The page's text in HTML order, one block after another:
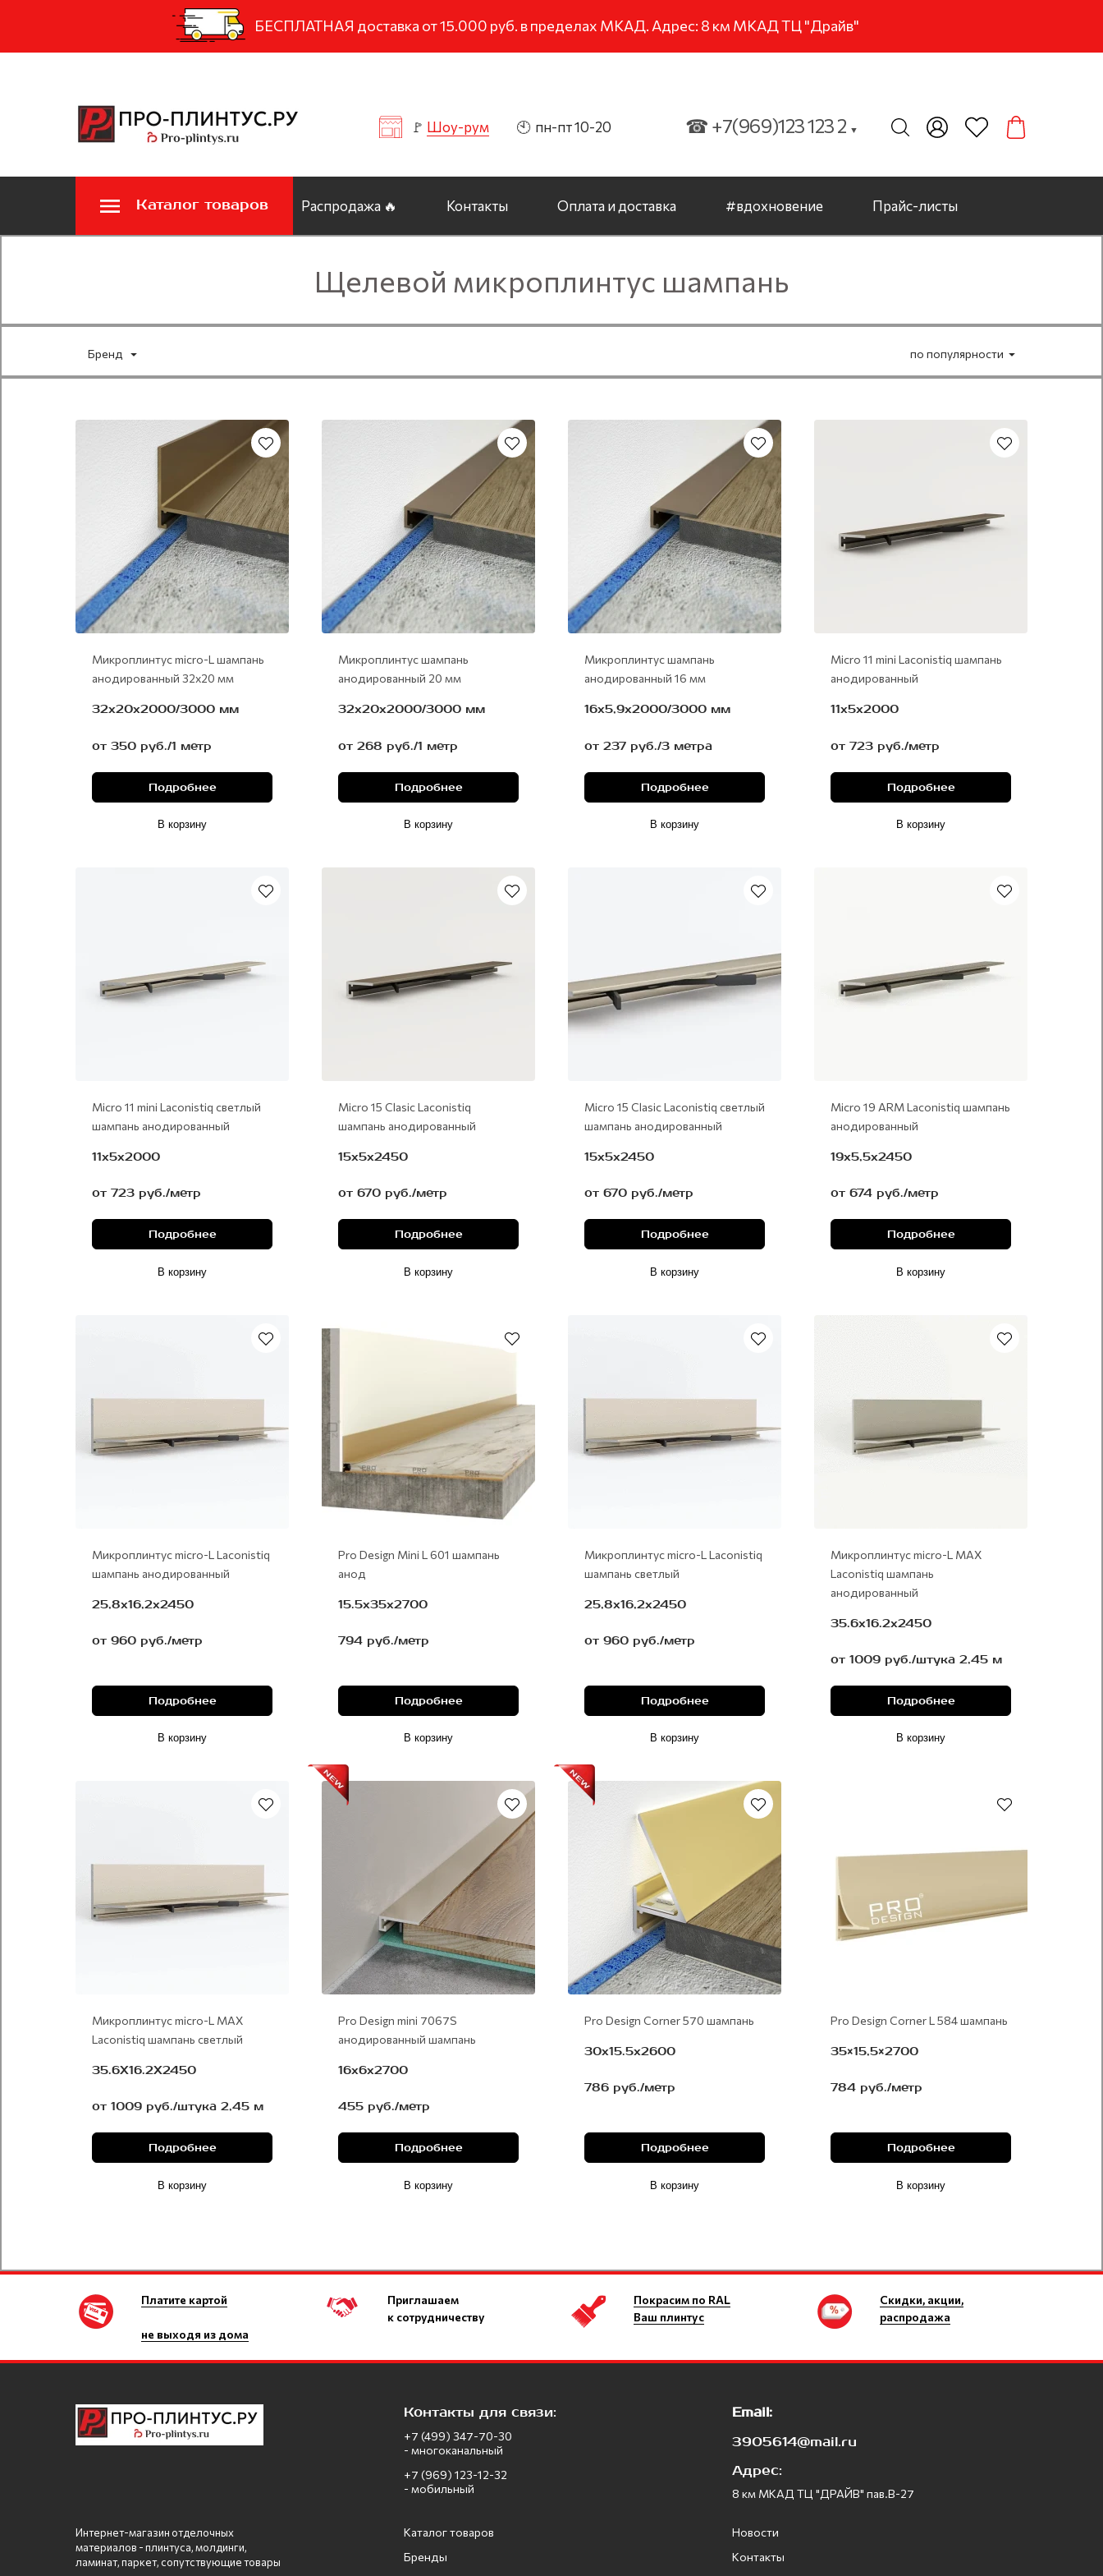
БЕСПЛАТНАЯ доставка от 15.000 руб. в пределах МКАД. Адрес: 8 км МКАД ТЦ "Драйв"
🚩 Шоу-рум 🕙 пн-пт 10-20 ☎ +7(969)123 123 2 ▼
Каталог товаров Распродажа 🔥 Контакты Оплата и доставка #вдохновение Прайс-листы
Щелевой микроплинтус шампань
Бренд по популярности
Микроплинтус micro-L шампань
анодированный 32х20 мм
32х20х2000/3000 мм
от 350 руб./1 метр
Подробнее
В корзину
Микроплинтус шампань
анодированный 20 мм
32х20х2000/3000 мм
от 268 руб./1 метр
Подробнее
В корзину
Микроплинтус шампань
анодированный 16 мм
16х5,9х2000/3000 мм
от 237 руб./3 метра
Подробнее
В корзину
Micro 11 mini Laconistiq шампань
анодированный
11х5х2000
от 723 руб./метр
Подробнее
В корзину
Micro 11 mini Laconistiq светлый
шампань анодированный
11х5х2000
от 723 руб./метр
Подробнее
В корзину
Micro 15 Clasic Laconistiq
шампань анодированный
15х5х2450
от 670 руб./метр
Подробнее
В корзину
Micro 15 Clasic Laconistiq светлый
шампань анодированный
15х5х2450
от 670 руб./метр
Подробнее
В корзину
Micro 19 ARM Laconistiq шампань
анодированный
19х5,5х2450
от 674 руб./метр
Подробнее
В корзину
Микроплинтус micro-L Laconistiq
шампань анодированный
25,8х16,2х2450
от 960 руб./метр
Подробнее
В корзину
Pro Design Mini L 601 шампань
анод
15.5х35х2700
794 руб./метр
Подробнее
В корзину
Микроплинтус micro-L Laconistiq
шампань светлый
25,8х16,2х2450
от 960 руб./метр
Подробнее
В корзину
Микроплинтус micro-L MAX
Laconistiq шампань
анодированный
35.6х16.2х2450
от 1009 руб./штука 2,45 м
Подробнее
В корзину
Микроплинтус micro-L MAX
Laconistiq шампань светлый
35.6Х16.2Х2450
от 1009 руб./штука 2,45 м
Подробнее
В корзину
Pro Design mini 7067S
анодированный шампань
16х6х2700
455 руб./метр
Подробнее
В корзину
Pro Design Corner 570 шампань
30х15.5х2600
786 руб./метр
Подробнее
В корзину
Pro Design Corner L 584 шампань
35×15,5×2700
784 руб./метр
Подробнее
В корзину
Платите картой
не выходя из дома
Приглашаем
к сотрудничеству
Покрасим по RAL
Ваш плинтус
Скидки, акции,
распродажа
Контакты для связи:
+7 (499) 347-70-30
- многоканальный
+7 (969) 123-12-32
- мобильный
Email:
3905614@mail.ru
Адрес:
8 км МКАД ТЦ "ДРАЙВ" пав.В-27
Интернет-магазин отделочных
материалов - плинтуса, молдинги,
ламинат, паркет, сопутствующие товары
Каталог товаров
Бренды
Новости
Контакты